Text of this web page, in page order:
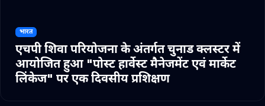
भारत
एचपी शिवा परियोजना के अंतर्गत चुनाड क्लस्टर में
आयोजित हुआ "पोस्ट हार्वेस्ट मैनेजमेंट एवं मार्केट
लिंकेज" पर एक दिवसीय प्रशिक्षण